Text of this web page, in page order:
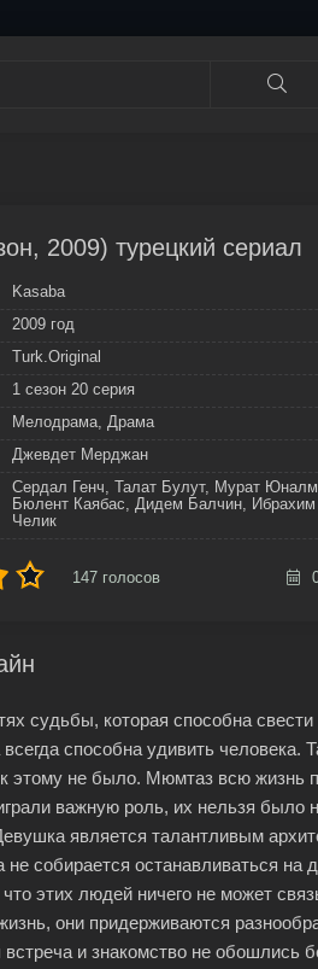
2009) турецкий сериал
Kasaba
2009 год
Turk.Original
1 сезон 20 серия
Мелодрама, Драма
Джевдет Мерджан
Сердал Генч, Талат Булут, Мурат
Бюлент Каябас, Дидем Балчин,
Челик
147 голосов
судьбы, которая способна
способна удивить человека.
этому не было. Мюмтаз всю жизнь
важную роль, их нельзя было
является талантливым
собирается останавливаться на
этих людей ничего не может
они придерживаются
и знакомство не обошлись